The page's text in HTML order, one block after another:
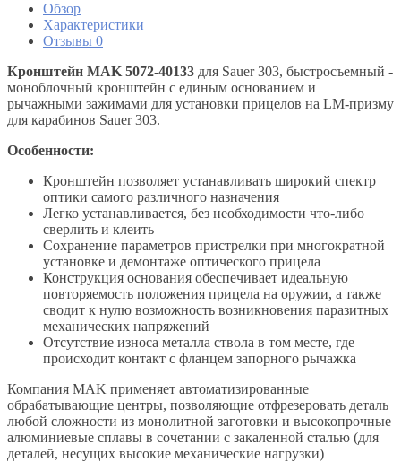
Обзор
Характеристики
Отзывы 0
Кронштейн MAK 5072-40133 для Sauer 303, быстросъемный -
моноблочный кронштейн с единым основанием и
рычажными зажимами для установки прицелов на LM-призму
для карабинов Sauer 303.
Особенности:
Кронштейн позволяет устанавливать широкий спектр
оптики самого различного назначения
Легко устанавливается, без необходимости что-либо
сверлить и клеить
Сохранение параметров пристрелки при многократной
установке и демонтаже оптического прицела
Конструкция основания обеспечивает идеальную
повторяемость положения прицела на оружии, а также
сводит к нулю возможность возникновения паразитных
механических напряжений
Отсутствие износа металла ствола в том месте, где
происходит контакт с фланцем запорного рычажка
Компания MAK применяет автоматизированные
обрабатывающие центры, позволяющие отфрезеровать деталь
любой сложности из монолитной заготовки и высокопрочные
алюминиевые сплавы в сочетании с закаленной сталью (для
деталей, несущих высокие механические нагрузки)